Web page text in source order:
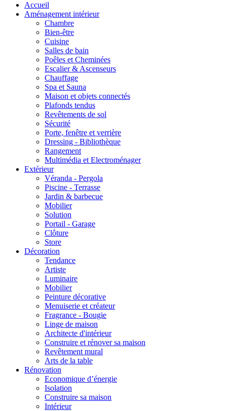
Accueil
Aménagement intérieur
Chambre
Bien-être
Cuisine
Salles de bain
Poêles et Cheminées
Escalier & Ascenseurs
Chauffage
Spa et Sauna
Maison et objets connectés
Plafonds tendus
Revêtements de sol
Sécurité
Porte, fenêtre et verrière
Dressing - Bibliothèque
Rangement
Multimédia et Electroménager
Extérieur
Véranda - Pergola
Piscine - Terrasse
Jardin & barbecue
Mobilier
Solution
Portail - Garage
Clôture
Store
Décoration
Tendance
Artiste
Luminaire
Mobilier
Peinture décorative
Menuiserie et créateur
Fragrance - Bougie
Linge de maison
Architecte d'intérieur
Construire et rénover sa maison
Revêtement mural
Arts de la table
Rénovation
Economique d’énergie
Isolation
Construire sa maison
Intérieur